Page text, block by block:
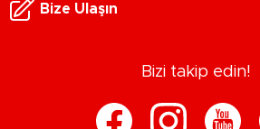
Bize Ulaşın
Bizi takip edin!